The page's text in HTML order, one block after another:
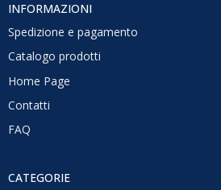
INFORMAZIONI
Spedizione e pagamento
Catalogo prodotti
Home Page
Contatti
FAQ
CATEGORIE